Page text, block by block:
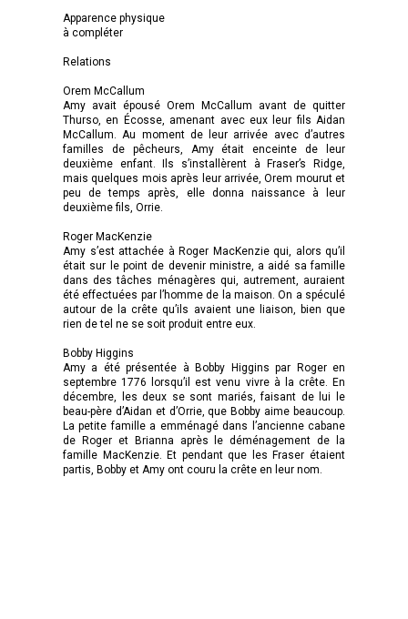
Apparence physique
à compléter
Relations
Orem McCallum
Amy avait épousé Orem McCallum avant de quitter
Thurso, en Écosse, amenant avec eux leur fils Aidan
McCallum. Au moment de leur arrivée avec d’autres
familles de pêcheurs, Amy était enceinte de leur
deuxième enfant. Ils s’installèrent à Fraser’s Ridge,
mais quelques mois après leur arrivée, Orem mourut et
peu de temps après, elle donna naissance à leur
deuxième fils, Orrie.
Roger MacKenzie
Amy s’est attachée à Roger MacKenzie qui, alors qu’il
était sur le point de devenir ministre, a aidé sa famille
dans des tâches ménagères qui, autrement, auraient
été effectuées par l’homme de la maison. On a spéculé
autour de la crête qu’ils avaient une liaison, bien que
rien de tel ne se soit produit entre eux.
Bobby Higgins
Amy a été présentée à Bobby Higgins par Roger en
septembre 1776 lorsqu’il est venu vivre à la crête. En
décembre, les deux se sont mariés, faisant de lui le
beau-père d’Aidan et d’Orrie, que Bobby aime beaucoup.
La petite famille a emménagé dans l’ancienne cabane
de Roger et Brianna après le déménagement de la
famille MacKenzie. Et pendant que les Fraser étaient
partis, Bobby et Amy ont couru la crête en leur nom.